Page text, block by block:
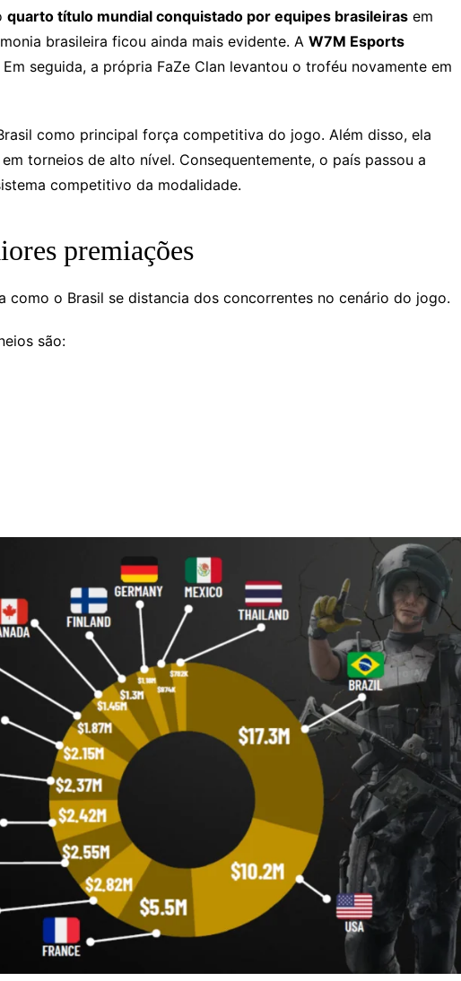
quarto título mundial conquistado por equipes brasileiras em
brasileira ficou ainda mais evidente. A W7M Esports
seguida, a própria FaZe Clan levantou o troféu novamente em
como principal força competitiva do jogo. Além disso, ela
torneios de alto nível. Consequentemente, o país passou a
competitivo da modalidade.
premiações
como o Brasil se distancia dos concorrentes no cenário do jogo.
são: